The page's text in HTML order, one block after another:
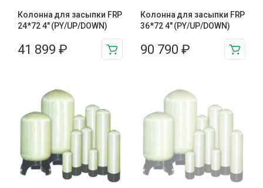
Колонна для засыпки FRP
24*72 4″ (PY/UP/DOWN)
41 899 ₽
Колонна для засыпки FRP
36*72 4″ (PY/UP/DOWN)
90 790 ₽